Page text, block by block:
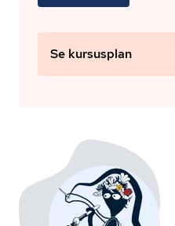
Se kursusplan